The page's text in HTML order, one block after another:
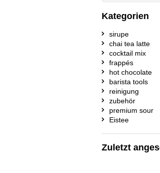
Kategorien
sirupe
chai tea latte
cocktail mix
frappés
hot chocolate
barista tools
reinigung
zubehör
premium sour
Eistee
Zuletzt